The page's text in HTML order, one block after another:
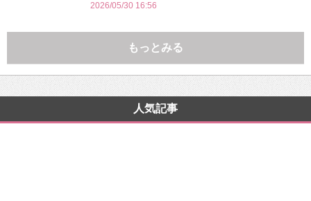
2026/05/30 16:56
もっとみる
人気記事